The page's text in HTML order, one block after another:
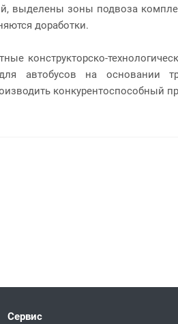
выделены зоны подвоза
доработки.
конструкторско-
автобусов на основании
конкурентоспособный
Сервис